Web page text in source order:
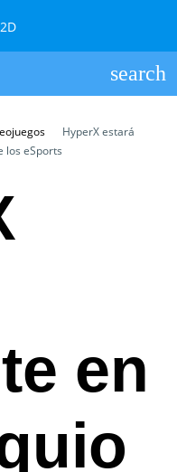
HyperX estará
los eSports
en